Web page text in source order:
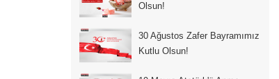
Olsun!
30 Ağustos Zafer Bayramımız
Kutlu Olsun!